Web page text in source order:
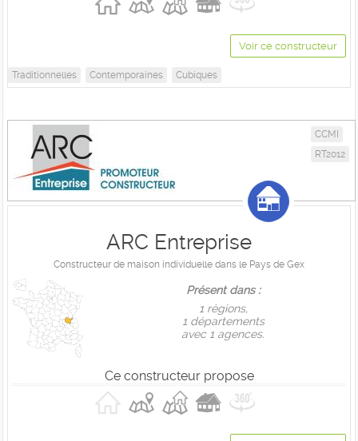
Voir ce constructeur
Traditionnelles Contemporaines Cubiques
CCMI
RT2012
ARC Entreprise
Constructeur de maison individuelle dans le Pays de Gex
Présent dans :
1 règions,
1 départements
avec 1 agences.
Ce constructeur propose